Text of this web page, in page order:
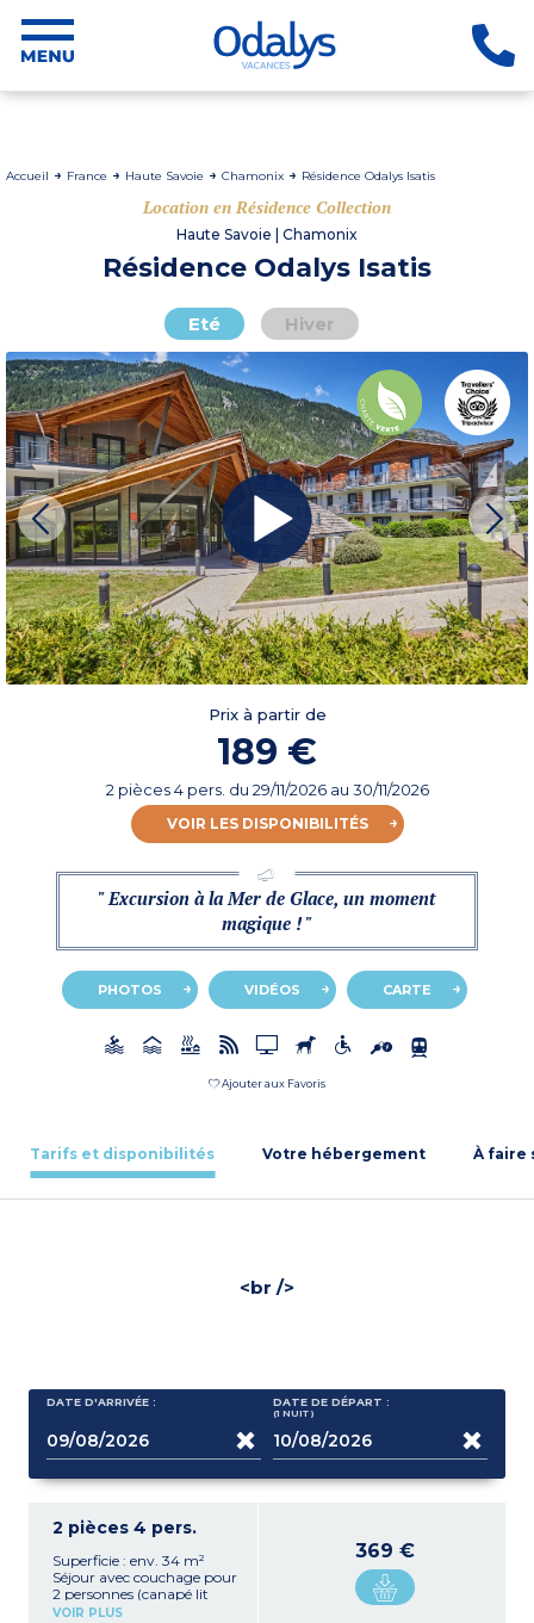
Accueil France Haute Savoie Chamonix Résidence Odalys Isatis
Location en Résidence Collection
Haute Savoie | Chamonix
Résidence Odalys Isatis
Eté Hiver
Prix à partir de
189 €
2 pièces 4 pers. du 29/11/2026au 30/11/2026
VOIR LES DISPONIBILITÉS
" Excursion à la Mer de Glace, un moment
magique ! "
PHOTOS VIDÉOS CARTE
Ajouter aux Favoris
Tarifs et disponibilités Votre hébergement À faire
<br />
DATE D'ARRIVÉE : DATE DE DÉPART :
(1 NUIT )
2 pièces 4 pers.
Superficie : env. 34 m²
Séjour avec couchage pour
2 personnes (canapé lit
gigogne ou BZ)
VOIR PLUS
369 €